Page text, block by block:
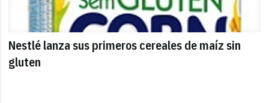
Nestlé lanza sus primeros cereales de maíz sin
gluten